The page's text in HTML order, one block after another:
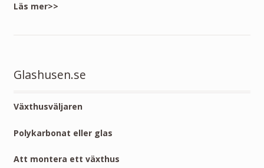
Läs mer>>
Glashusen.se
Växthusväljaren
Polykarbonat eller glas
Att montera ett växthus